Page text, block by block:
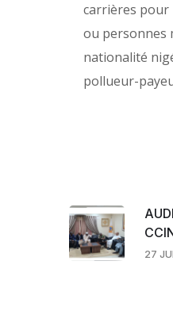
carrières pour
ou personnes
nationalité
pollueur-
27